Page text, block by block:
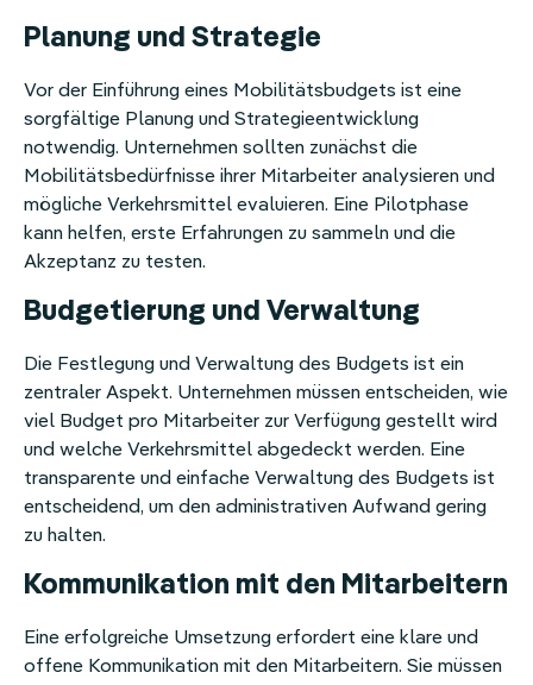
Planung und Strategie
Vor der Einführung eines Mobilitätsbudgets ist eine
sorgfältige Planung und Strategieentwicklung
notwendig. Unternehmen sollten zunächst die
Mobilitätsbedürfnisse ihrer Mitarbeiter analysieren und
mögliche Verkehrsmittel evaluieren. Eine Pilotphase
kann helfen, erste Erfahrungen zu sammeln und die
Akzeptanz zu testen.
Budgetierung und Verwaltung
Die Festlegung und Verwaltung des Budgets ist ein
zentraler Aspekt. Unternehmen müssen entscheiden, wie
viel Budget pro Mitarbeiter zur Verfügung gestellt wird
und welche Verkehrsmittel abgedeckt werden. Eine
transparente und einfache Verwaltung des Budgets ist
entscheidend, um den administrativen Aufwand gering
zu halten.
Kommunikation mit den Mitarbeitern
Eine erfolgreiche Umsetzung erfordert eine klare und
offene Kommunikation mit den Mitarbeitern. Sie müssen